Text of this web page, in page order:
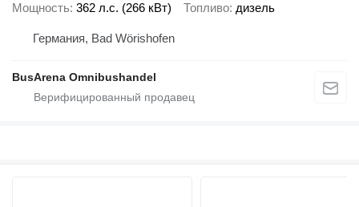
Мощность 362 л.с. (266 кВт) Топливо дизель
Германия, Bad Wörishofen
BusArena Omnibushandel